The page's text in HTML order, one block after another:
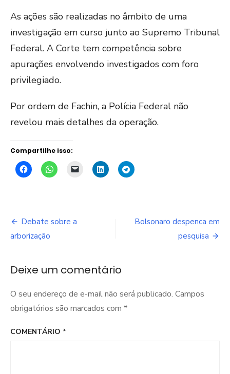
As ações são realizadas no âmbito de uma
investigação em curso junto ao Supremo Tribunal
Federal. A Corte tem competência sobre
apurações envolvendo investigados com foro
privilegiado.
Por ordem de Fachin, a Polícia Federal não
revelou mais detalhes da operação.
Compartilhe isso:
Navegação
de
Debate sobre a
arborização
Bolsonaro despenca em
pesquisa
Deixe um comentário
O seu endereço de e-mail não será publicado. Campos
obrigatórios são marcados com *
COMENTÁRIO *